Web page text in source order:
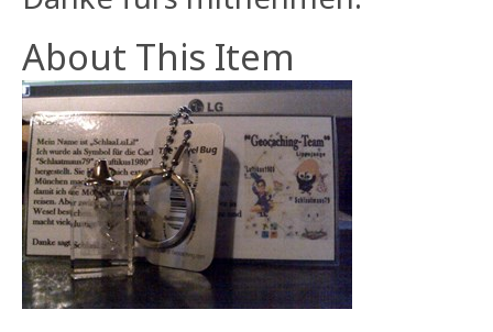
About This Item